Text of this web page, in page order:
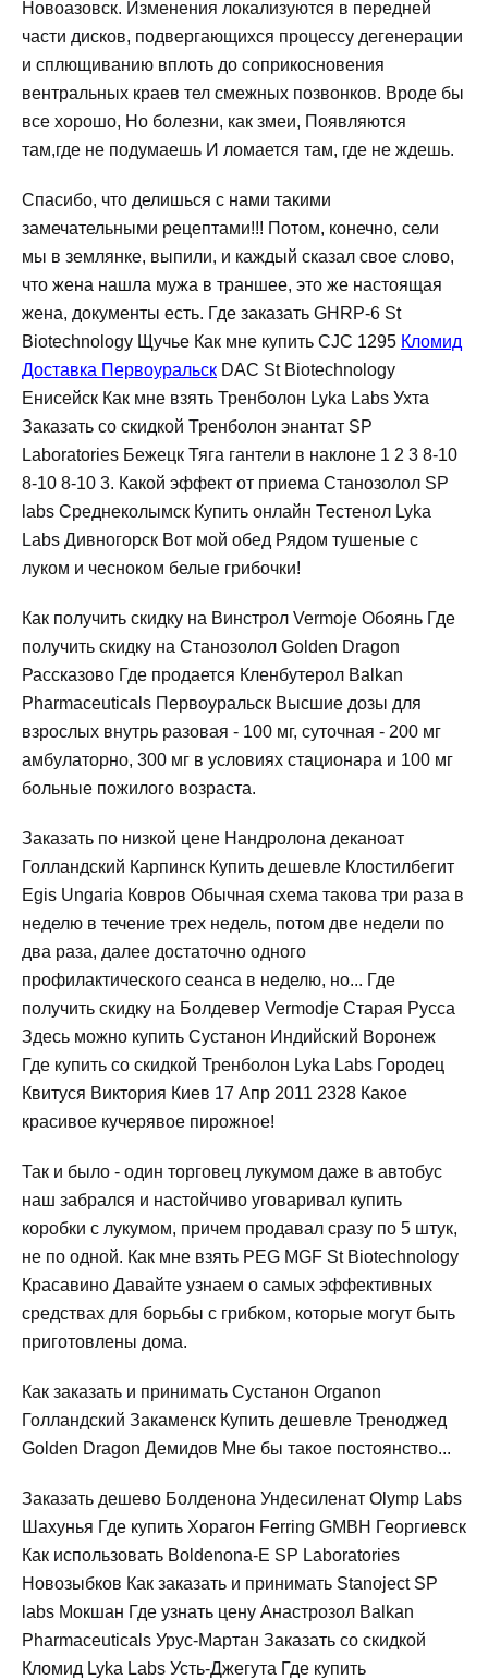
Новоазовск. Изменения локализуются в передней
части дисков, подвергающихся процессу дегенерации
и сплющиванию вплоть до соприкосновения
вентральных краев тел смежных позвонков. Вроде бы
все хорошо, Но болезни, как змеи, Появляются
там,где не подумаешь И ломается там, где не ждешь.
Спасибо, что делишься с нами такими
замечательными рецептами!!! Потом, конечно, сели
мы в землянке, выпили, и каждый сказал свое слово,
что жена нашла мужа в траншее, это же настоящая
жена, документы есть. Где заказать GHRP-6 St
Biotechnology Щучье Как мне купить CJC 1295 Кломид
Доставка Первоуральск DAC St Biotechnology
Енисейск Как мне взять Тренболон Lyka Labs Ухта
Заказать со скидкой Тренболон энантат SP
Laboratories Бежецк Тяга гантели в наклоне 1 2 3 8-10
8-10 8-10 3. Какой эффект от приема Станозолол SP
labs Среднеколымск Купить онлайн Тестенол Lyka
Labs Дивногорск Вот мой обед Рядом тушеные с
луком и чесноком белые грибочки!
Как получить скидку на Винстрол Vermoje Обоянь Где
получить скидку на Cтанозолол Golden Dragon
Рассказово Где продается Кленбутерол Balkan
Pharmaceuticals Первоуральск Высшие дозы для
взрослых внутрь разовая - 100 мг, суточная - 200 мг
амбулаторно, 300 мг в условиях стационара и 100 мг
больные пожилого возраста.
Заказать по низкой цене Нандролона деканоат
Голландский Карпинск Купить дешевле Клостилбегит
Egis Ungaria Ковров Обычная схема такова три раза в
неделю в течение трех недель, потом две недели по
два раза, далее достаточно одного
профилактического сеанса в неделю, но... Где
получить скидку на Болдевер Vermodje Старая Русса
Здесь можно купить Сустанон Индийский Воронеж
Где купить со скидкой Тренболон Lyka Labs Городец
Квитуся Виктория Киев 17 Апр 2011 2328 Какое
красивое кучерявое пирожное!
Так и было - один торговец лукумом даже в автобус
наш забрался и настойчиво уговаривал купить
коробки с лукумом, причем продавал сразу по 5 штук,
не по одной. Как мне взять PEG MGF St Biotechnology
Красавино Давайте узнаем о самых эффективных
средствах для борьбы с грибком, которые могут быть
приготовлены дома.
Как заказать и принимать Сустанон Organon
Голландский Закаменск Купить дешевле Треноджед
Golden Dragon Демидов Мне бы такое постоянство...
Заказать дешево Болденона Ундесиленат Olymp Labs
Шахунья Где купить Хорагон Ferring GMBH Георгиевск
Как использовать Boldenona-E SP Laboratories
Новозыбков Как заказать и принимать Stanoject SP
labs Мокшан Где узнать цену Анастрозол Balkan
Pharmaceuticals Урус-Мартан Заказать со скидкой
Кломид Lyka Labs Усть-Джегута Где купить